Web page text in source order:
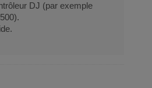
DJ (par exemple